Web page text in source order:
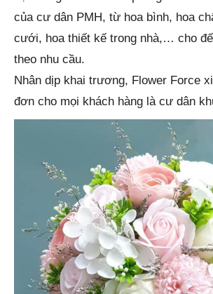
của cư dân PMH, từ hoa bình, hoa
cưới, hoa thiết kế trong nhà,… cho
theo nhu cầu.
Nhân dịp khai trương, Flower Force
đơn cho mọi khách hàng là cư dân